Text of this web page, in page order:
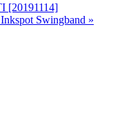
Swingband »